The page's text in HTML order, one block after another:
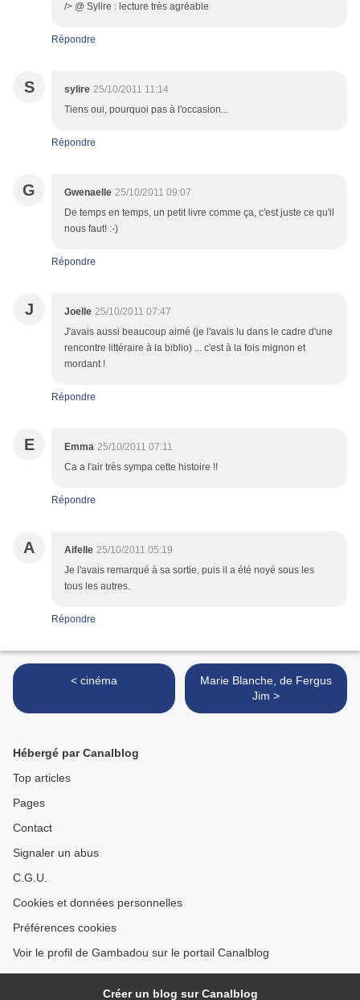
/> @ Sylire : lecture très agréable
Répondre
S sylire 25/10/2011 11:14
Tiens oui, pourquoi pas à l'occasion...
Répondre
G Gwenaelle 25/10/2011 09:07
De temps en temps, un petit livre comme ça, c'est juste ce qu'il
nous faut! :-)
Répondre
J Joelle 25/10/2011 07:47
J'avais aussi beaucoup aimé (je l'avais lu dans le cadre d'une
rencontre littéraire à la biblio) ... c'est à la fois mignon et
mordant !
Répondre
E Emma 25/10/2011 07:11
Ca a l'air très sympa cette histoire !!
Répondre
A Aifelle 25/10/2011 05:19
Je l'avais remarqué à sa sortie, puis il a été noyé sous les
tous les autres.
Répondre
< cinéma
Marie Blanche, de Fergus
Jim >
Hébergé par Canalblog
Top articles
Pages
Contact
Signaler un abus
C.G.U.
Cookies et données personnelles
Préférences cookies
Voir le profil de Gambadou sur le portail Canalblog
Créer un blog sur Canalblog